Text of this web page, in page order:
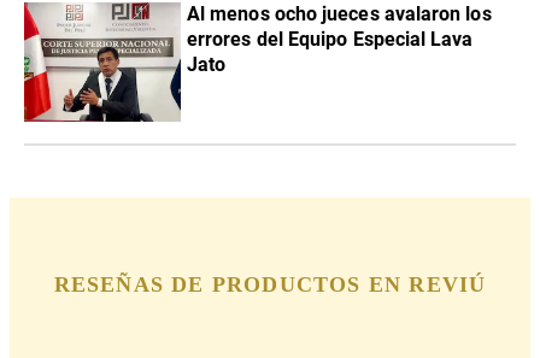
Al menos ocho jueces avalaron los
errores del Equipo Especial Lava
Jato